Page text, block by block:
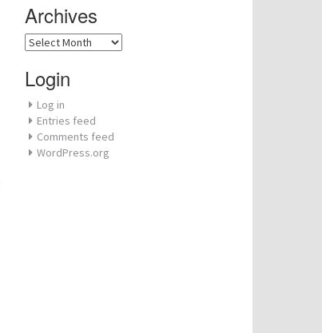
Archives
Archives
Login
Log in
Entries feed
Comments feed
WordPress.org